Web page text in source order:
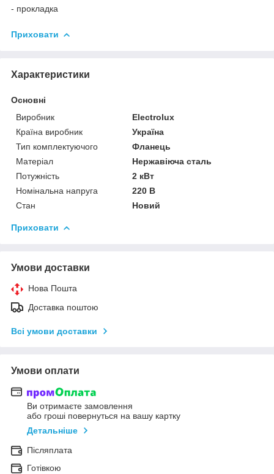
- прокладка
Приховати
Характеристики
Основні
Виробник
Electrolux
Країна виробник
Україна
Тип комплектуючого
Фланець
Матеріал
Нержавіюча сталь
Потужність
2 кВт
Номінальна напруга
220 В
Стан
Новий
Приховати
Умови доставки
Нова Пошта
Доставка поштою
Всі умови доставки
Умови оплати
Ви отримаєте замовлення
або гроші повернуться на вашу картку
Детальніше
Післяплата
Готівкою